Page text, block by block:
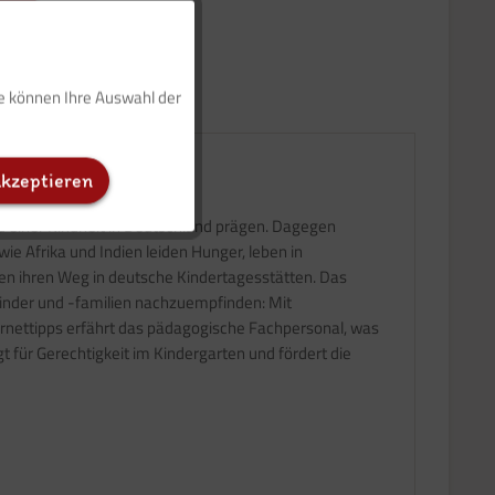
Kindheit in Deutschland prägen. Dagegen
Afrika und Indien leiden Hunger, leben in
ihren Weg in deutsche Kindertagesstätten. Das
und -familien nachzuempfinden: Mit
erfährt das pädagogische Fachpersonal, was
für Gerechtigkeit im Kindergarten und fördert die
Inaktiv
Inaktiv
können Ihre Auswahl der